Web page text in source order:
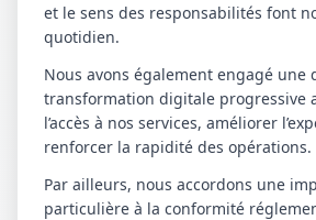
et le sens des responsabilités font
quotidien.
Nous avons également engagé une
transformation digitale progressive
l’accès à nos services, améliorer
renforcer la rapidité des opérations.
Par ailleurs, nous accordons une
particulière à la conformité